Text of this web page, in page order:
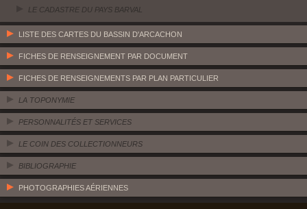
LE CADASTRE DU PAYS BARVAL
LISTE DES CARTES DU BASSIN D'ARCACHON
FICHES DE RENSEIGNEMENT PAR DOCUMENT
FICHES DE RENSEIGNEMENTS PAR PLAN PARTICULIER
LA TOPONYMIE
PERSONNALITÉS ET SERVICES
LE COIN DES COLLECTIONNEURS
BIBLIOGRAPHIE
PHOTOGRAPHIES AÉRIENNES